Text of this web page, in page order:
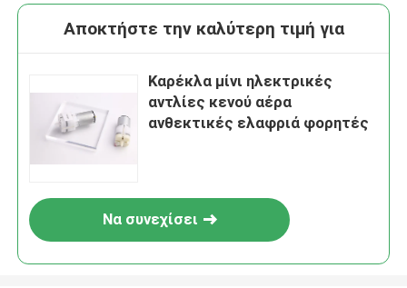
Αποκτήστε την καλύτερη τιμή για
Καρέκλα μίνι ηλεκτρικές
αντλίες κενού αέρα
ανθεκτικές ελαφριά φορητές
Να συνεχίσει